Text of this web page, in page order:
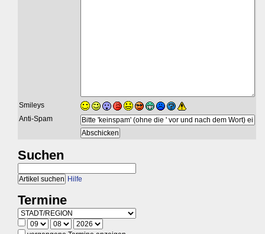
Smileys
Anti-Spam
Suchen
Hilfe
Termine